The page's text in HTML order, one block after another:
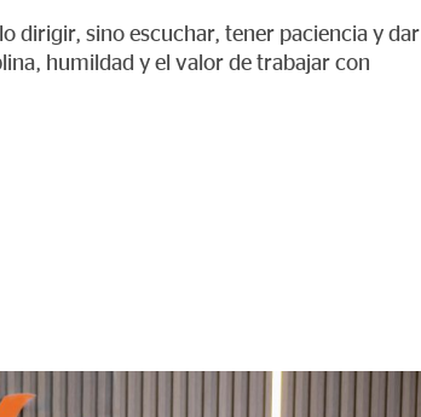
dirigir, sino escuchar, tener paciencia y dar
humildad y el valor de trabajar con